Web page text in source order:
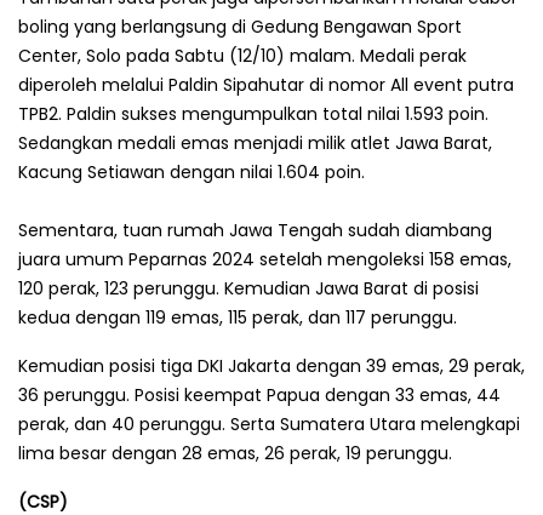
boling yang berlangsung di Gedung Bengawan Sport
Center, Solo pada Sabtu (12/10) malam. Medali perak
diperoleh melalui Paldin Sipahutar di nomor All event putra
TPB2. Paldin sukses mengumpulkan total nilai 1.593 poin.
Sedangkan medali emas menjadi milik atlet Jawa Barat,
Kacung Setiawan dengan nilai 1.604 poin.
Sementara, tuan rumah Jawa Tengah sudah diambang
juara umum Peparnas 2024 setelah mengoleksi 158 emas,
120 perak, 123 perunggu. Kemudian Jawa Barat di posisi
kedua dengan 119 emas, 115 perak, dan 117 perunggu.
Kemudian posisi tiga DKI Jakarta dengan 39 emas, 29 perak,
36 perunggu. Posisi keempat Papua dengan 33 emas, 44
perak, dan 40 perunggu. Serta Sumatera Utara melengkapi
lima besar dengan 28 emas, 26 perak, 19 perunggu.
(CSP)